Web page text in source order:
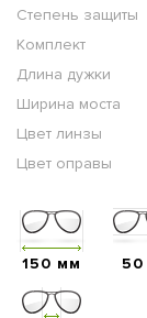
Степень защиты
Комплект
Длина дужки
Ширина моста
Цвет линзы
Цвет оправы
150 мм